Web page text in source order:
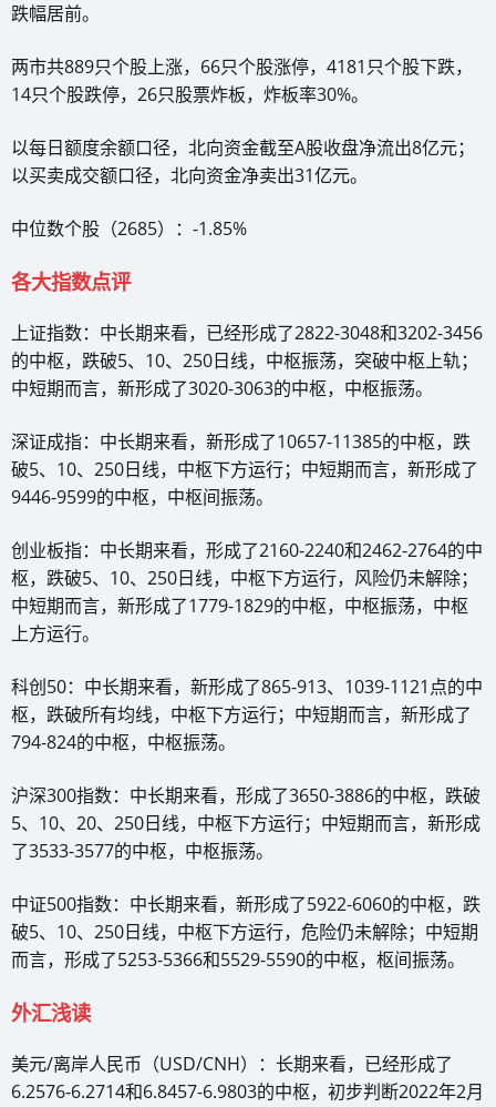
跌幅居前。
两市共889只个股上涨，66只个股涨停，4181只个股下跌，
14只个股跌停，26只股票炸板，炸板率30%。
以每日额度余额口径，北向资金截至A股收盘净流出8亿元；
以买卖成交额口径，北向资金净卖出31亿元。
中位数个股（2685）：-1.85%
各大指数点评
上证指数：中长期来看，已经形成了2822-3048和3202-3456
的中枢，跌破5、10、250日线，中枢振荡，突破中枢上轨；
中短期而言，新形成了3020-3063的中枢，中枢振荡。
深证成指：中长期来看，新形成了10657-11385的中枢，跌
破5、10、250日线，中枢下方运行；中短期而言，新形成了
9446-9599的中枢，中枢间振荡。
创业板指：中长期来看，形成了2160-2240和2462-2764的中
枢，跌破5、10、250日线，中枢下方运行，风险仍未解除；
中短期而言，新形成了1779-1829的中枢，中枢振荡，中枢
上方运行。
科创50：中长期来看，新形成了865-913、1039-1121点的中
枢，跌破所有均线，中枢下方运行；中短期而言，新形成了
794-824的中枢，中枢振荡。
沪深300指数：中长期来看，形成了3650-3886的中枢，跌破
5、10、20、250日线，中枢下方运行；中短期而言，新形成
了3533-3577的中枢，中枢振荡。
中证500指数：中长期来看，新形成了5922-6060的中枢，跌
破5、10、250日线，中枢下方运行，危险仍未解除；中短期
而言，形成了5253-5366和5529-5590的中枢，枢间振荡。
外汇浅读
美元/离岸人民币（USD/CNH）：长期来看，已经形成了
6.2576-6.2714和6.8457-6.9803的中枢，初步判断2022年2月